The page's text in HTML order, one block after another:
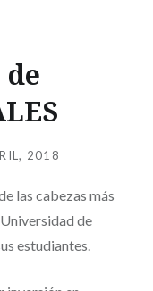
2018
las cabezas más
de
estudiantes.